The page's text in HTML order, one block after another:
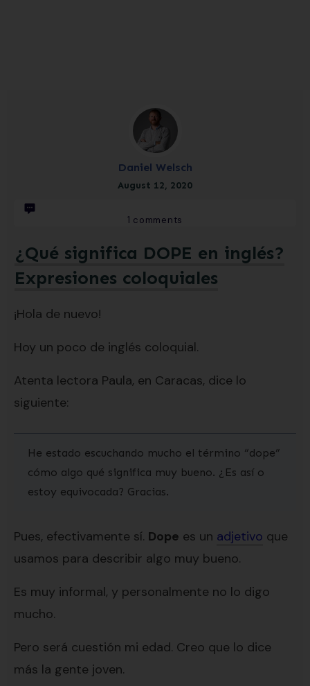
Daniel Welsch
August 12, 2020
1 comments
¿Qué significa DOPE en inglés?
Expresiones coloquiales
¡Hola de nuevo!
Hoy un poco de inglés coloquial.
Atenta lectora Paula, en Caracas, dice lo
siguiente:
He estado escuchando mucho el término “dope”
cómo algo qué significa muy bueno. ¿Es así o
estoy equivocada? Gracias.
Pues, efectivamente sí. Dope es un adjetivo que
usamos para describir algo muy bueno.
Es muy informal, y personalmente no lo digo
mucho.
Pero será cuestión mi edad. Creo que lo dice
más la gente joven.